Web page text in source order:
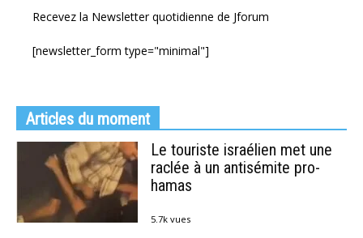
Recevez la Newsletter quotidienne de Jforum
[newsletter_form type="minimal"]
Articles du moment
Le touriste israélien met une
raclée à un antisémite pro-
hamas
5.7k vues